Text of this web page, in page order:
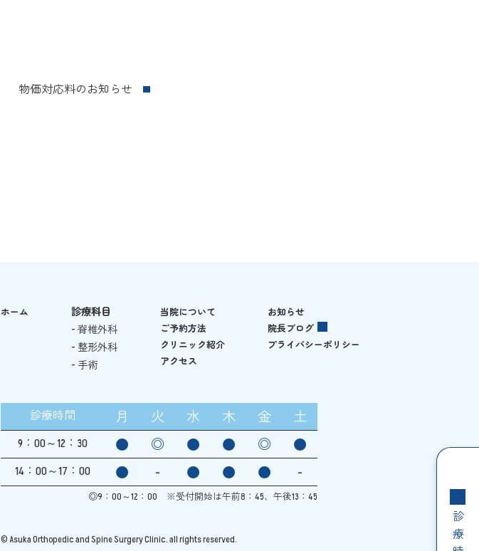
物価対応料のお知らせ
ホーム
診療科目
- 脊椎外科
- 整形外科
- 手術
当院について
ご予約方法
クリニック紹介
アクセス
お知らせ
院長ブログ
プライバシーポリシー
診療時間 月 火 水 木 金 土
9：00～12：30 ● ◎ ● ● ◎ ●
14：00～17：00 ● - ● ● ● -
◎9：00～12：00 ※受付開始は午前8：45、午後13：45
© Asuka Orthopedic and Spine Surgery Clinic. all rights reserved.